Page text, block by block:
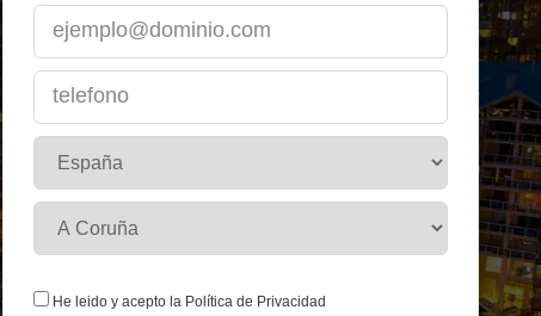
He leido y acepto la Política de Privacidad